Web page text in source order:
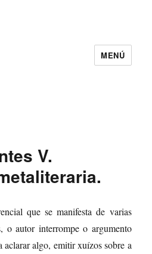
MENÚ
V.
que se manifesta de varias
o autor interrompe o argumento
aclarar algo, emitir xuízos sobre a